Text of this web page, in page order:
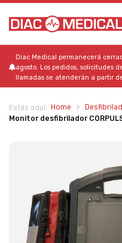
Diac Medical permanecerá
agosto. Los pedidos, solicitudes
llamadas se atenderán a partir
Estás aquí: Home
Monitor desfibrilador